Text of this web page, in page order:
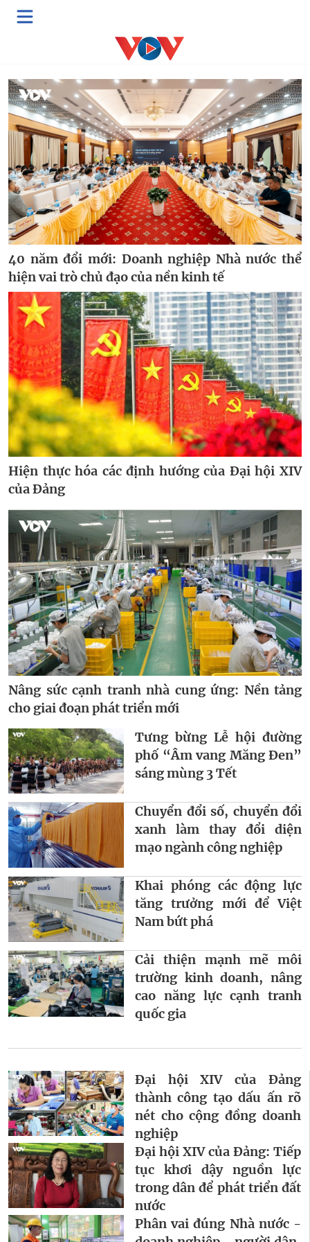
Đất nước vươn mình
40 năm đổi mới: Doanh nghiệp Nhà nước thể
hiện vai trò chủ đạo của nền kinh tế
Hiện thực hóa các định hướng của Đại hội XIV
của Đảng
Nâng sức cạnh tranh nhà cung ứng: Nền tảng
cho giai đoạn phát triển mới
Tưng bừng Lễ hội đường
phố “Âm vang Măng Đen”
sáng mùng 3 Tết
Chuyển đổi số, chuyển đổi
xanh làm thay đổi diện
mạo ngành công nghiệp
Khai phóng các động lực
tăng trưởng mới để Việt
Nam bứt phá
Cải thiện mạnh mẽ môi
trường kinh doanh, nâng
cao năng lực cạnh tranh
quốc gia
Đại hội XIV của Đảng
thành công tạo dấu ấn rõ
nét cho cộng đồng doanh
nghiệp
Đại hội XIV của Đảng: Tiếp
tục khơi dậy nguồn lực
trong dân để phát triển đất
nước
Phân vai đúng Nhà nước -